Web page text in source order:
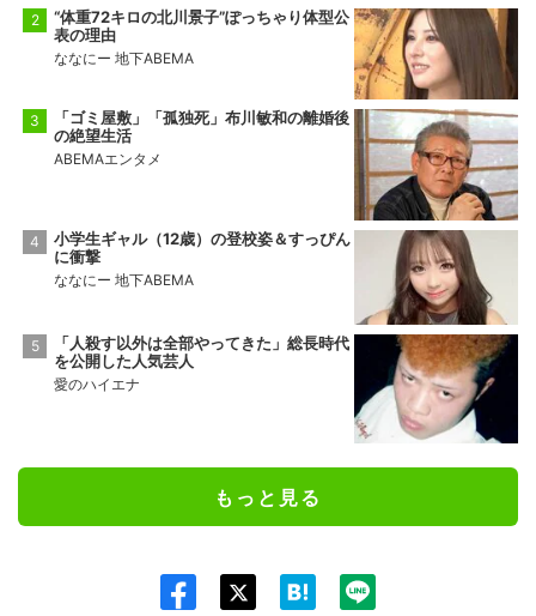
“体重72キロの北川景子”ぽっちゃり体型公
表の理由
ななにー 地下ABEMA
「ゴミ屋敷」「孤独死」布川敏和の離婚後
の絶望生活
ABEMAエンタメ
小学生ギャル（12歳）の登校姿＆すっぴん
に衝撃
ななにー 地下ABEMA
「人殺す以外は全部やってきた」総長時代
を公開した人気芸人
愛のハイエナ
もっと見る